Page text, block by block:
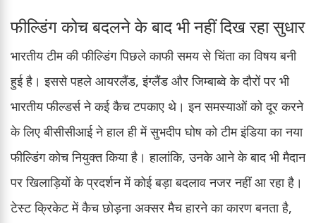
फील्डिंग कोच बदलने के बाद भी नहीं दिख रहा सुधार
भारतीय टीम की फील्डिंग पिछले काफी समय से चिंता का विषय बनी
हुई है। इससे पहले आयरलैंड, इंग्लैंड और जिम्बाब्वे के दौरों पर भी
भारतीय फील्डर्स ने कई कैच टपकाए थे। इन समस्याओं को दूर करने
के लिए बीसीसीआई ने हाल ही में सुभदीप घोष को टीम इंडिया का नया
फील्डिंग कोच नियुक्त किया है। हालांकि, उनके आने के बाद भी मैदान
पर खिलाड़ियों के प्रदर्शन में कोई बड़ा बदलाव नजर नहीं आ रहा है।
टेस्ट क्रिकेट में कैच छोड़ना अक्सर मैच हारने का कारण बनता है,